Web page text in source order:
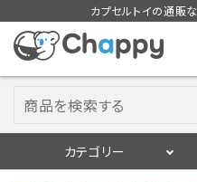
カプセルトイの通販
カテゴリー